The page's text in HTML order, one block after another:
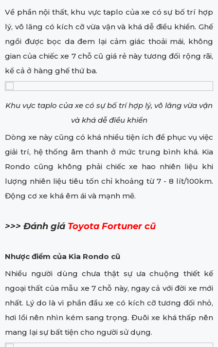
Về phần nội thất, khu vực taplo của xe có sự bố trí hợp
lý, vô lăng có kích cỡ vừa vặn và khá dễ điều khiển. Ghế
ngồi được bọc da đem lại cảm giác thoải mái, không
gian của chiếc xe 7 chỗ cũ giá rẻ này tương đối rộng rãi,
kể cả ở hàng ghế thứ ba.
Khu vực taplo của xe có sự bố trí hợp lý, vô lăng vừa vặn
và khá dễ điều khiển
Dòng xe này cũng có khá nhiều tiện ích để phục vụ việc
giải trí, hệ thống âm thanh ở mức trung bình khá. Kia
Rondo cũng không phải chiếc xe hao nhiên liệu khi
lượng nhiên liệu tiêu tốn chỉ khoảng từ 7 - 8 lít/100km.
Động cơ xe khá êm ái và mạnh mẽ.
>>> Đánh giá Toyota Fortuner cũ
Nhược điểm của Kia Rondo cũ
Nhiều người dùng chưa thật sự ưa chuộng thiết kế
ngoại thất của mẫu xe 7 chỗ này, ngay cả với đời xe mới
nhất. Lý do là vì phần đầu xe có kích cỡ tương đối nhỏ,
hơi lồi nên nhìn kém sang trọng. Đuôi xe khá thấp nên
mang lại sự bất tiện cho người sử dụng.